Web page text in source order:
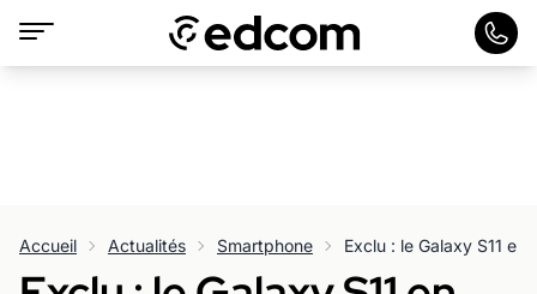
Accueil Actualités Smartphone